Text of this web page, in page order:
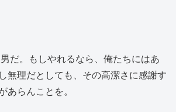
だ。もしやれるなら、俺たちにはあ
無理だとしても、その高潔さに感謝す
あらんことを。